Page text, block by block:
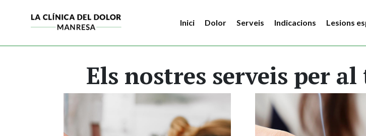
Inici Dolor Serveis Indicacions Lesions
Els nostres serveis per